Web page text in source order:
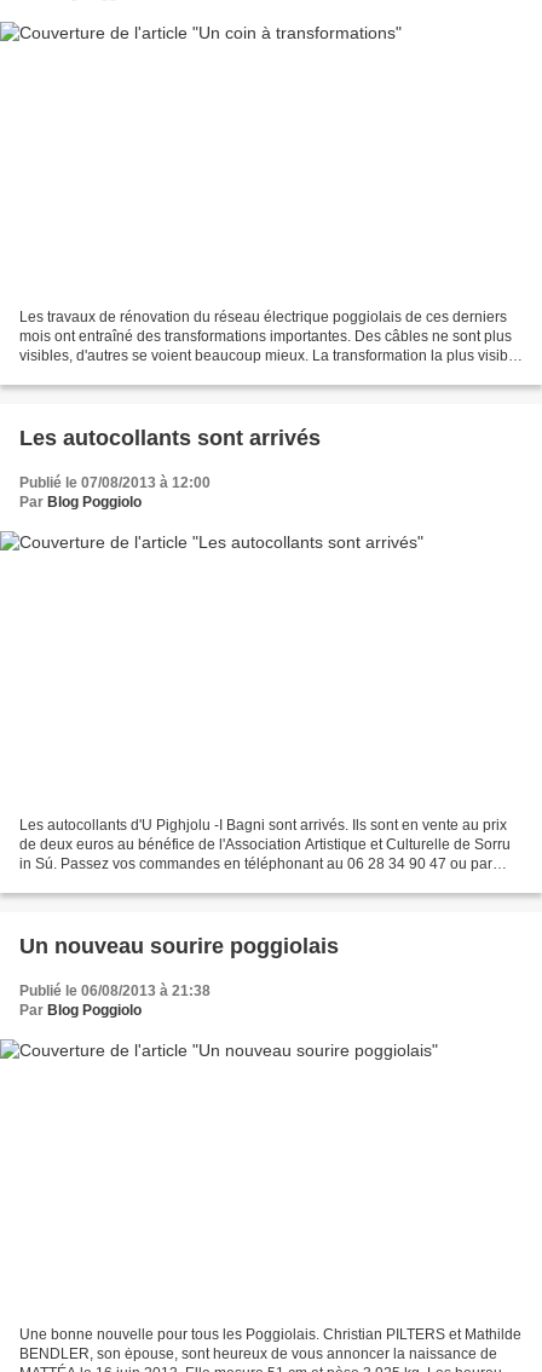
Les travaux de rénovation du réseau électrique poggiolais de ces derniers
mois ont entraîné des transformations importantes. Des câbles ne sont plus
visibles, d'autres se voient beaucoup mieux. La transformation la plus visible
Les autocollants sont arrivés
Publié le 07/08/2013 à 12:00
Par Blog Poggiolo
Les autocollants d'U Pighjolu -I Bagni sont arrivés. Ils sont en vente au prix
de deux euros au bénéfice de l'Association Artistique et Culturelle de Sorru
in Sú. Passez vos commandes en téléphonant au 06 28 34 90 47 ou par
Un nouveau sourire poggiolais
Publié le 06/08/2013 à 21:38
Par Blog Poggiolo
Une bonne nouvelle pour tous les Poggiolais. Christian PILTERS et Mathilde
BENDLER, son ėpouse, sont heureux de vous annoncer la naissance de